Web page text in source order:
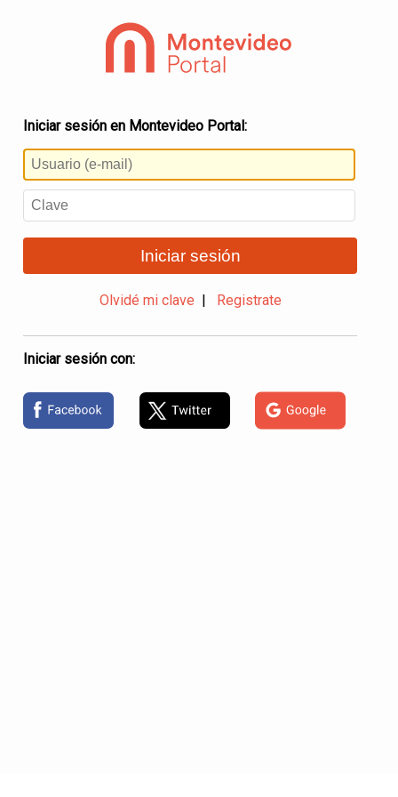
Iniciar sesión en Montevideo Portal:
Iniciar sesión
Olvidé mi clave Registrate
Iniciar sesión con: